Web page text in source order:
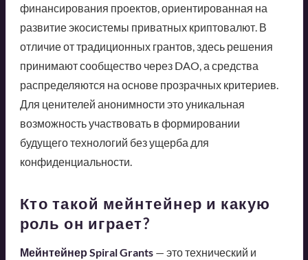
финансирования проектов, ориентированная на
развитие экосистемы приватных криптовалют. В
отличие от традиционных грантов, здесь решения
принимают сообщество через DAO, а средства
распределяются на основе прозрачных критериев.
Для ценителей анонимности это уникальная
возможность участвовать в формировании
будущего технологий без ущерба для
конфиденциальности.
Кто такой мейнтейнер и какую
роль он играет?
Мейнтейнер Spiral Grants— это технический и